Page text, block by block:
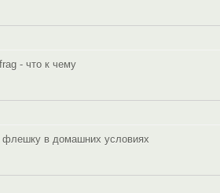
- что к чему
флешку в домашних условиях